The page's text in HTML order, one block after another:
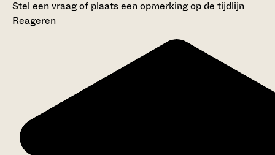
Stel een vraag of plaats een opmerking op de tijdlijn
Reageren